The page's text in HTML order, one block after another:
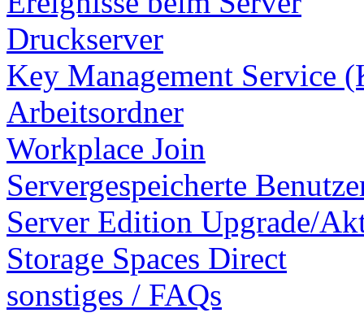
Druckserver
Key Management Service
Arbeitsordner
Workplace Join
Servergespeicherte
Server Edition Upgrade/
Storage Spaces Direct
sonstiges / FAQs